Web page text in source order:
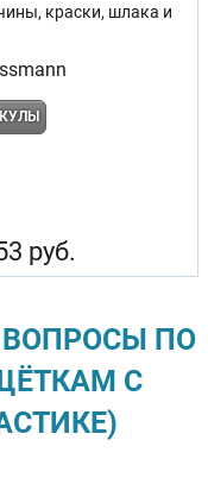
краски, шлака и
руб.
ПО
С